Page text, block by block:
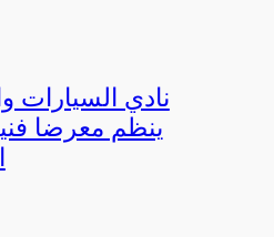
نادي السيارات
ينظم معرضا